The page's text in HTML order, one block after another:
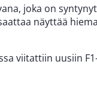
joka on
näyttää
viitattiin uusiin